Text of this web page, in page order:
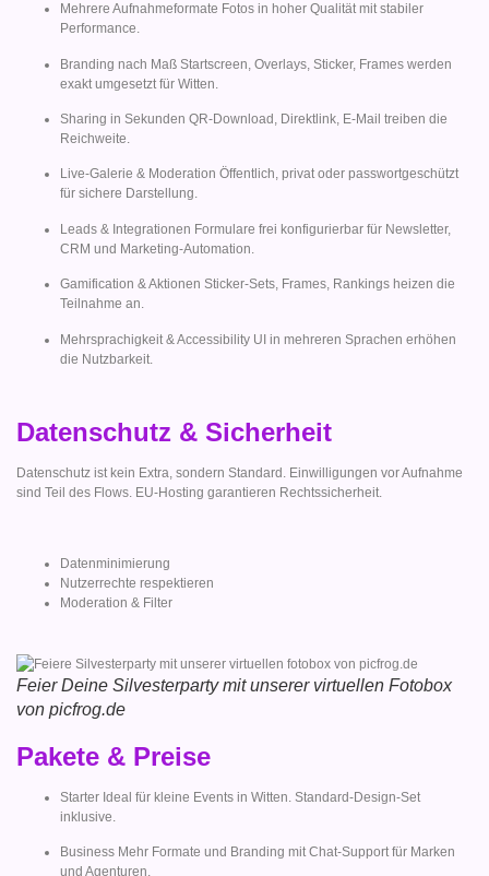
Mehrere Aufnahmeformate Fotos in hoher Qualität mit stabiler
Performance.
Branding nach Maß Startscreen, Overlays, Sticker, Frames werden
exakt umgesetzt für Witten.
Sharing in Sekunden QR-Download, Direktlink, E-Mail treiben die
Reichweite.
Live-Galerie & Moderation Öffentlich, privat oder passwortgeschützt
für sichere Darstellung.
Leads & Integrationen Formulare frei konfigurierbar für Newsletter,
CRM und Marketing-Automation.
Gamification & Aktionen Sticker-Sets, Frames, Rankings heizen die
Teilnahme an.
Mehrsprachigkeit & Accessibility UI in mehreren Sprachen erhöhen
die Nutzbarkeit.
Datenschutz & Sicherheit
Datenschutz ist kein Extra, sondern Standard. Einwilligungen vor Aufnahme
sind Teil des Flows. EU-Hosting garantieren Rechtssicherheit.
Datenminimierung
Nutzerrechte respektieren
Moderation & Filter
Feier Deine Silvesterparty mit unserer virtuellen Fotobox
von picfrog.de
Pakete & Preise
Starter Ideal für kleine Events in Witten. Standard-Design-Set
inklusive.
Business Mehr Formate und Branding mit Chat-Support für Marken
und Agenturen.